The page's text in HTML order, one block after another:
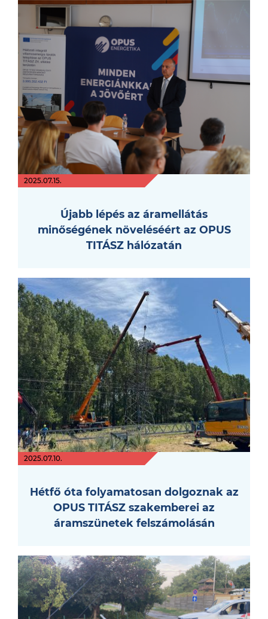
2025.07.15.
Újabb lépés az áramellátás
minőségének növeléséért az OPUS
TITÁSZ hálózatán
2025.07.10.
Hétfő óta folyamatosan dolgoznak az
OPUS TITÁSZ szakemberei az
áramszünetek felszámolásán